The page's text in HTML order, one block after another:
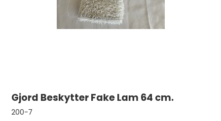
Gjord Beskytter Fake Lam 64 cm.
200-7